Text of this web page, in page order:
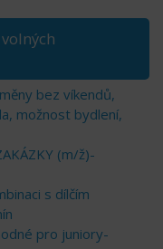
bez víkendů,
možnost bydlení,
(m/ž)-
s dílčím
pro juniory-